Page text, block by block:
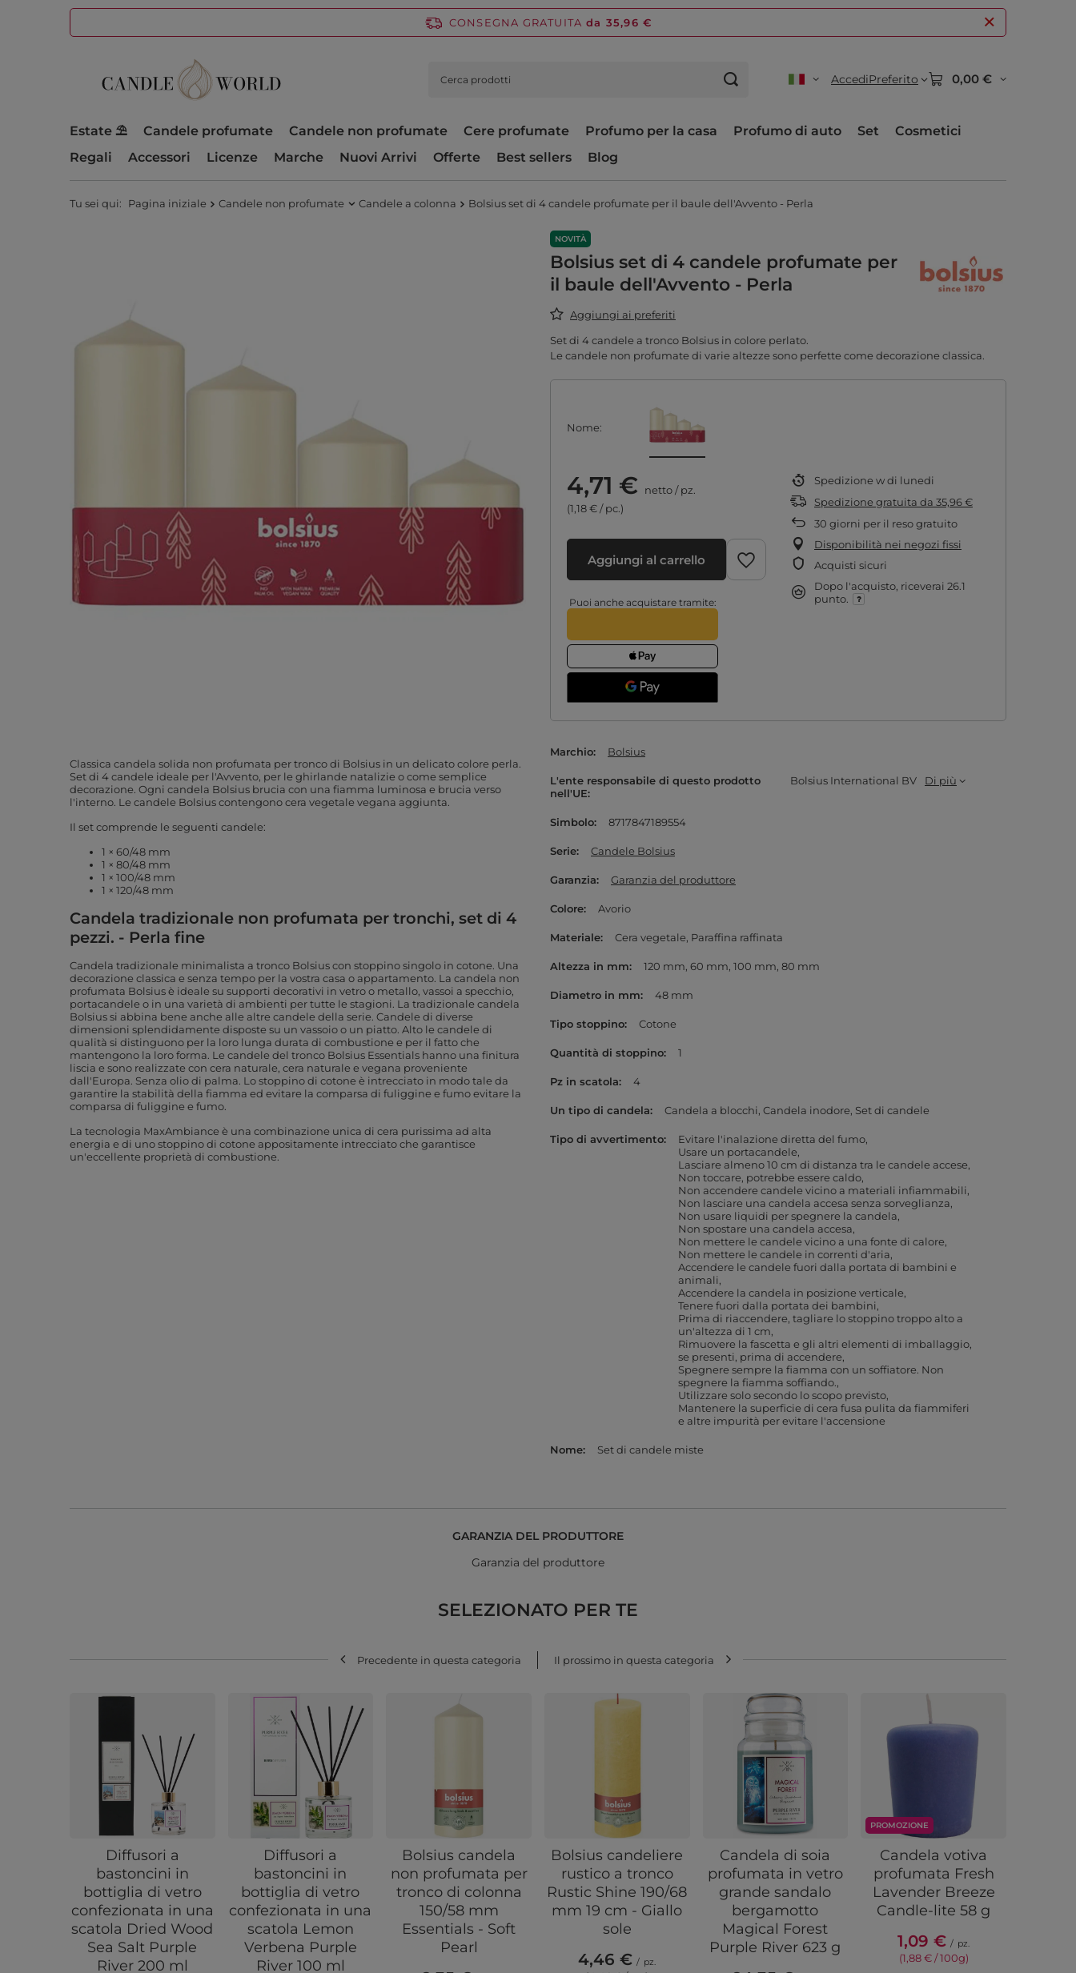
CONSEGNA GRATUITA da 35,96 €
AccediPreferito 0,00 €
Estate ⛱️ Candele profumate Candele non profumate Cere profumate Profumo per la casa Profumo di auto Set
Cosmetici
Regali
Accessori Licenze Marche Nuovi Arrivi Offerte Best sellers Blog
Tu sei qui: Pagina iniziale Candele non profumate Candele a colonna Bolsius set di 4 candele profumate per il baule dell'Avvento - Perla
NOVITÀ
Bolsius set di 4 candele profumate per
il baule dell'Avvento - Perla
Aggiungi ai preferiti
Set di 4 candele a tronco Bolsius in colore perlato.
Le candele non profumate di varie altezze sono perfette come decorazione classica.
Nome
4,71 € netto/pz.
(1,18 € / pc.)
Aggiungi al carrello
Puoi anche acquistare tramite:
Spedizione w di lunedi
Spedizione gratuita da 35,96 €
30 giorni per il reso gratuito
Disponibilità nei negozi fissi
Acquisti sicuri
Dopo l'acquisto, riceverai 26.1
punto.
Classica candela solida non profumata per tronco di Bolsius in un delicato colore perla.
Set di 4 candele ideale per l'Avvento, per le ghirlande natalizie o come semplice
decorazione. Ogni candela Bolsius brucia con una fiamma luminosa e brucia verso
l'interno. Le candele Bolsius contengono cera vegetale vegana aggiunta.
Il set comprende le seguenti candele:
1 × 60/48 mm
1 × 80/48 mm
1 × 100/48 mm
1 × 120/48 mm
Candela tradizionale non profumata per tronchi, set di 4
pezzi. - Perla fine
Candela tradizionale minimalista a tronco Bolsius con stoppino singolo in cotone. Una
decorazione classica e senza tempo per la vostra casa o appartamento. La candela non
profumata Bolsius è ideale su supporti decorativi in vetro o metallo, vassoi a specchio,
portacandele o in una varietà di ambienti per tutte le stagioni. La tradizionale candela
Bolsius si abbina bene anche alle altre candele della serie. Candele di diverse
dimensioni splendidamente disposte su un vassoio o un piatto. Alto le candele di
qualità si distinguono per la loro lunga durata di combustione e per il fatto che
mantengono la loro forma. Le candele del tronco Bolsius Essentials hanno una finitura
liscia e sono realizzate con cera naturale, cera naturale e vegana proveniente
dall'Europa. Senza olio di palma. Lo stoppino di cotone è intrecciato in modo tale da
garantire la stabilità della fiamma ed evitare la comparsa di fuliggine e fumoevitare la
comparsa di fuliggine e fumo.
La tecnologia MaxAmbiance è una combinazione unica di cera purissima ad alta
energia e di uno stoppino di cotone appositamente intrecciato che garantisce
un'eccellente proprietà di combustione.
Marchio Bolsius
L'ente responsabile di questo prodotto
nell'UE
Bolsius International BV Di più
Simbolo 8717847189554
Serie Candele Bolsius
Garanzia Garanzia del produttore
Colore Avorio
Materiale Cera vegetale Paraffina raffinata
Altezza in mm 120 mm 60 mm 100 mm 80 mm
Diametro in mm 48 mm
Tipo stoppino Cotone
Quantità di stoppino 1
Pz in scatola 4
Un tipo di candela Candela a blocchi Candela inodore Set di candele
Tipo di avvertimento
Evitare l'inalazione diretta del fumo
Usare un portacandele
Lasciare almeno 10 cm di distanza tra le candele accese
Non toccare, potrebbe essere caldo
Non accendere candele vicino a materiali infiammabili
Non lasciare una candela accesa senza sorveglianza
Non usare liquidi per spegnere la candela
Non spostare una candela accesa
Non mettere le candele vicino a una fonte di calore
Non mettere le candele in correnti d'aria
Accendere le candele fuori dalla portata di bambini e
animali
Accendere la candela in posizione verticale
Tenere fuori dalla portata dei bambini
Prima di riaccendere, tagliare lo stoppino troppo alto a
un'altezza di 1 cm
Rimuovere la fascetta e gli altri elementi di imballaggio,
se presenti, prima di accendere
Spegnere sempre la fiamma con un soffiatore. Non
spegnere la fiamma soffiando.
Utilizzare solo secondo lo scopo previsto
Mantenere la superficie di cera fusa pulita da fiammiferi
e altre impurità per evitare l'accensione
Nome Set di candele miste
GARANZIA DEL PRODUTTORE
Garanzia del produttore
SELEZIONATO PER TE
Precedente in questa categoria Il prossimo in questa categoria
Diffusori a
bastoncini in
bottiglia di vetro
confezionata in una
scatola Dried Wood
Sea Salt Purple
River 200 ml
Diffusori a
bastoncini in
bottiglia di vetro
confezionata in una
scatola Lemon
Verbena Purple
River 100 ml
Bolsius candela
non profumata per
tronco di colonna
150/58 mm
Essentials - Soft
Pearl
Bolsius candeliere
rustico a tronco
Rustic Shine 190/68
mm 19 cm - Giallo
sole
4,46 € / pz.
Candela di soia
profumata in vetro
grande sandalo
bergamotto
Magical Forest
Purple River 623 g
PROMOZIONE
Candela votiva
profumata Fresh
Lavender Breeze
Candle-lite 58 g
1,09 € / pz.
(1,88 € / 100g)